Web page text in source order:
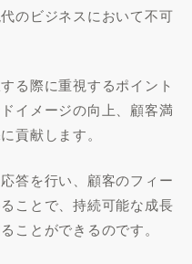
のビジネスにおいて不可
る際に重視するポイント
イメージの向上、顧客満
貢献します。
答を行い、顧客のフィー
ことで、持続可能な成長
ことができるのです。